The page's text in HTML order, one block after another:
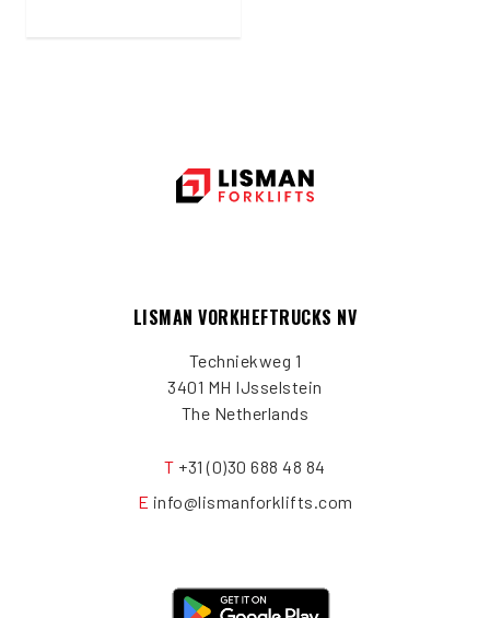
LISMAN VORKHEFTRUCKS NV
Techniekweg 1
3401 MH IJsselstein
The Netherlands
T +31 (0)30 688 48 84
E info@lismanforklifts.com